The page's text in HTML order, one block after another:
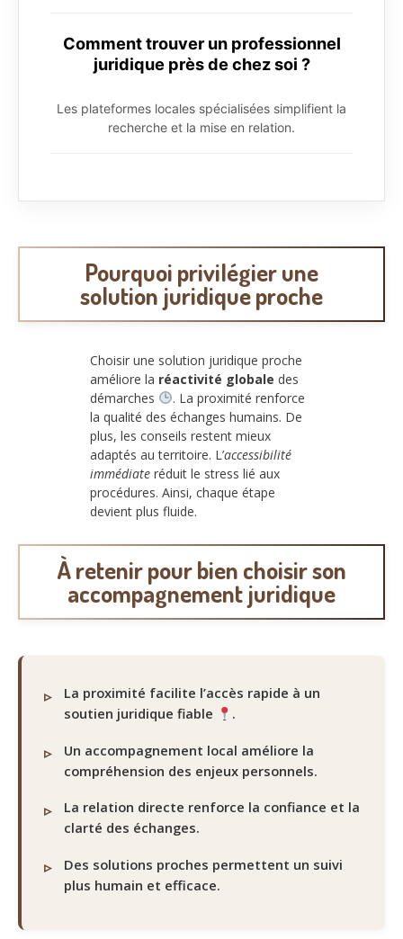
Comment trouver un professionnel
juridique près de chez soi ?
Les plateformes locales spécialisées simplifient la
recherche et la mise en relation.
Pourquoi privilégier une
solution juridique proche
Choisir une solution juridique proche
améliore la réactivité globale des
démarches
. La proximité renforce
la qualité des échanges humains. De
plus, les conseils restent mieux
adaptés au territoire. L’accessibilité
immédiate réduit le stress lié aux
procédures. Ainsi, chaque étape
devient plus fluide.
À retenir pour bien choisir son
accompagnement juridique
La proximité facilite l’accès rapide à un
soutien juridique fiable
.
Un accompagnement local améliore la
compréhension des enjeux personnels.
La relation directe renforce la confiance et la
clarté des échanges.
Des solutions proches permettent un suivi
plus humain et efficace.